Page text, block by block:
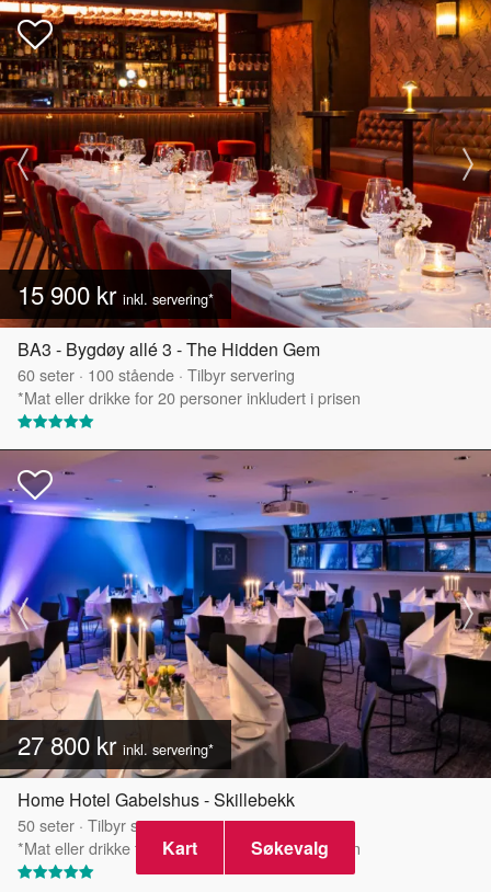
15 900 kr inkl. servering*
BA3 - Bygdøy allé 3 - The Hidden Gem
60seter · 100stående · Tilbyr servering
*Mat eller drikke for 20 personer inkludert i prisen
27 800 kr inkl. servering*
Home Hotel Gabelshus - Skillebekk
50seter · Tilbyr servering
*Mat eller drikke for 40 personer inkludert i prisen
Kart Søkevalg